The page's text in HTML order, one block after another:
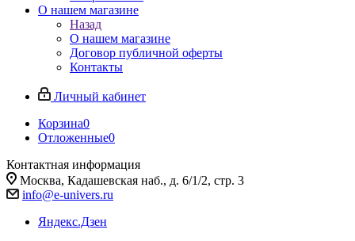
О нашем магазине
Назад
О нашем магазине
Договор публичной оферты
Контакты
Личный кабинет
Корзина0
Отложенные0
Контактная информация
Москва, Кадашевская наб., д. 6/1/2, стр. 3
info@e-univers.ru
Яндекс.Дзен